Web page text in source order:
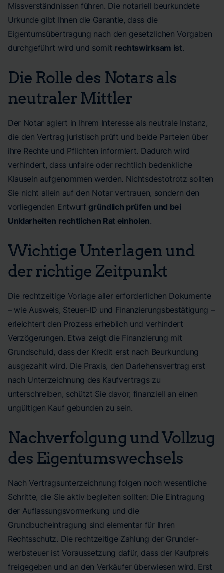
Missverständnissen führen. Die notariell beurkundete
Urkunde gibt Ihnen die Garantie, dass die
Eigentumsübertragung nach den gesetzlichen Vorgaben
durchgeführt wird und somit rechtswirksam ist.
Die Rolle des Notars als
neutraler Mittler
Der Notar agiert in Ihrem Interesse als neutrale Instanz,
die den Vertrag juristisch prüft und beide Parteien über
ihre Rechte und Pflichten informiert. Dadurch wird
verhindert, dass unfaire oder rechtlich bedenkliche
Klauseln aufgenommen werden. Nichtsdestotrotz sollten
Sie nicht allein auf den Notar vertrauen, sondern den
vorliegenden Entwurf gründlich prüfen und bei
Unklarheiten rechtlichen Rat einholen.
Wichtige Unterlagen und
der richtige Zeitpunkt
Die rechtzeitige Vorlage aller erforderlichen Dokumente
– wie Ausweis, Steuer-ID und Finanzierungsbestätigung –
erleichtert den Prozess erheblich und verhindert
Verzögerungen. Etwa zeigt die Finanzierung mit
Grundschuld, dass der Kredit erst nach Beurkundung
ausgezahlt wird. Die Praxis, den Darlehensvertrag erst
nach Unterzeichnung des Kaufvertrags zu
unterschreiben, schützt Sie davor, finanziell an einen
ungültigen Kauf gebunden zu sein.
Nachverfolgung und Vollzug
des Eigentumswechsels
Nach Vertragsunterzeichnung folgen noch wesentliche
Schritte, die Sie aktiv begleiten sollten: Die Eintragung
der Auflassungsvormerkung und die
Grundbucheintragung sind elementar für Ihren
Rechtsschutz. Die rechtzeitige Zahlung der Grund­er­
werb­steuer ist Voraussetzung dafür, dass der Kaufpreis
freigegeben und an den Verkäufer überwiesen wird. Erst